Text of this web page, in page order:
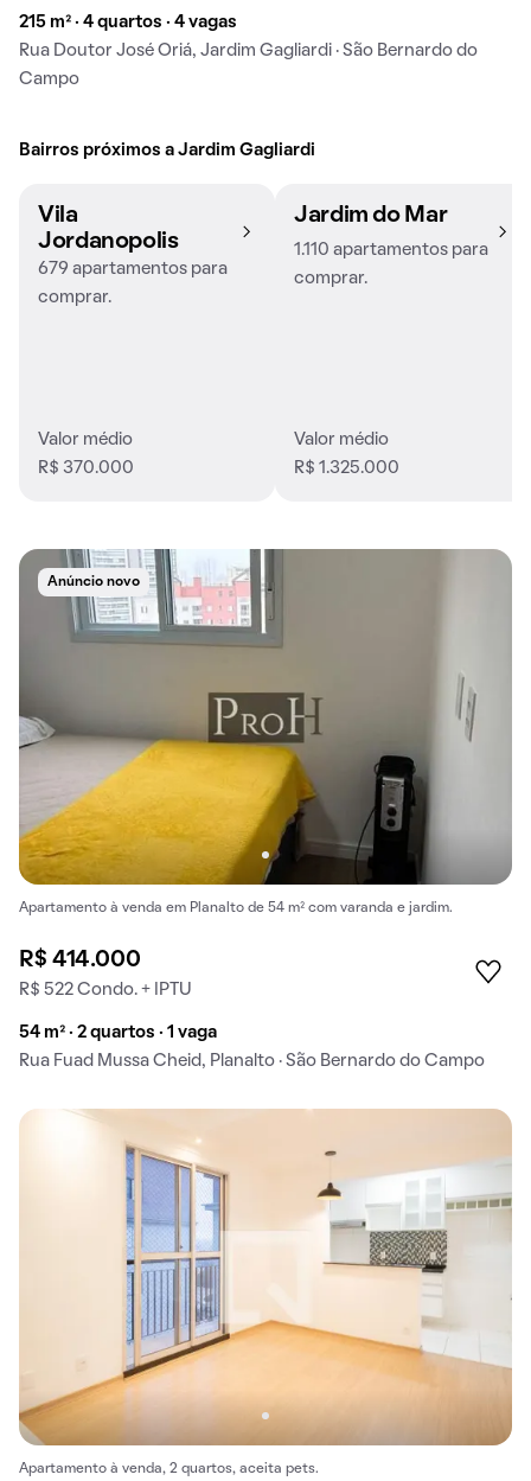
215 m² · 4 quartos · 4 vagas
Rua Doutor José Oriá, Jardim Gagliardi · São Bernardo do
Campo
Bairros próximos a Jardim Gagliardi
Vila
Jordanopolis
679 apartamentos para
comprar.
Valor médio
R$ 370.000
Jardim do Mar
1.110 apartamentos para
comprar.
Valor médio
R$ 1.325.000
Anúncio novo
Apartamento à venda em Planalto de 54 m² com varanda e jardim.
R$ 414.000
R$ 522 Condo. + IPTU
54 m² · 2 quartos · 1 vaga
Rua Fuad Mussa Cheid, Planalto · São Bernardo do Campo
Apartamento à venda, 2 quartos, aceita pets.